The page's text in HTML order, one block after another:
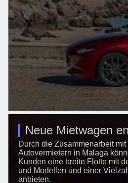
Neue Mietwagen
Durch die Zusammenarbeit
Autovermietern in Malaga
Kunden eine breite Flotte mit
und Modellen und einer
anbieten.